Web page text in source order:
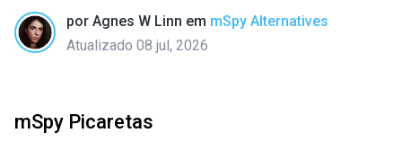
por Agnes W Linn em mSpy Alternatives
Atualizado 08 jul, 2026
mSpy Picaretas